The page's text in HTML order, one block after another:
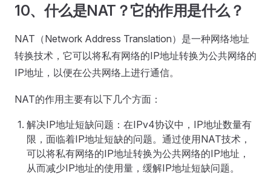
10、什么是NAT？它的作用是什么？
NAT（Network Address Translation）是一种网络地址
转换技术，它可以将私有网络的IP地址转换为公共网络的
IP地址，以便在公共网络上进行通信。
NAT的作用主要有以下几个方面：
解决IP地址短缺问题：在IPv4协议中，IP地址数量有
限，面临着IP地址短缺的问题。通过使用NAT技术，
可以将私有网络的IP地址转换为公共网络的IP地址，
从而减少IP地址的使用量，缓解IP地址短缺问题。